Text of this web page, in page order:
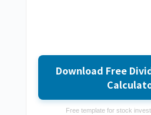
Download Free
Free template for stock